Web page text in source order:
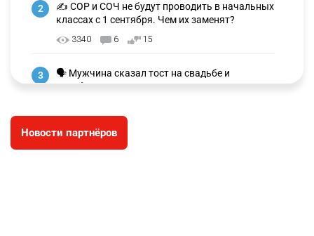
2
✍️ СОР и СОЧ не будут проводить в начальных
классах с 1 сентября. Чем их заменят?
3340 6 15
3
🗣 Мужчина сказал тост на свадьбе и
заработал уголовное дело
🐏 Скота больше, а мясо дороже. Почему в
Казахстане продолжают расти цены на
Новости партнёров